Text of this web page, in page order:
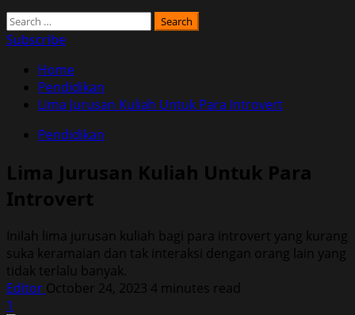
Search
for:
Subscribe
Home
Pendidikan
Lima Jurusan Kuliah Untuk Para Introvert
Pendidikan
Lima Jurusan Kuliah Untuk Para
Introvert
Inilah lima jurusan kuliah bagi para introvert yang kurang
suka keramaian dan tak interaksi dengan orang lain yang
tidak terlalu banyak.
Editor October 24, 2023 4 minutes read
1